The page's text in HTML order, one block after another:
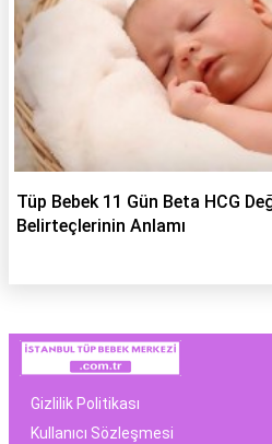
Tüp Bebek 11 Gün Beta HCG
Belirteçlerinin Anlamı
Gizlilik Politikası
Kullanıcı Sözleşmesi